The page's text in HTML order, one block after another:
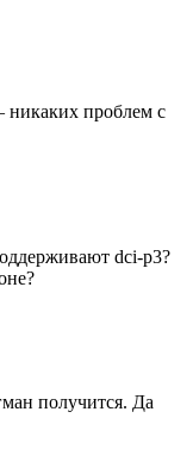
проблем с
dci-p3?
получится. Да